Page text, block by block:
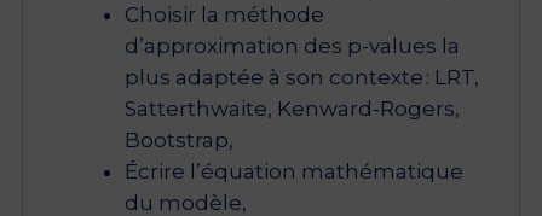
Choisir la méthode
d’approximation des p-values la
plus adaptée à son contexte : LRT,
Satterthwaite, Kenward-Rogers,
Bootstrap,
Écrire l’équation mathématique
du modèle,